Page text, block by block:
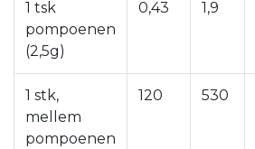
1 tsk
pompoenen
(2,5g)
0,43 1,9
1 stk,
mellem
pompoenen
120 530